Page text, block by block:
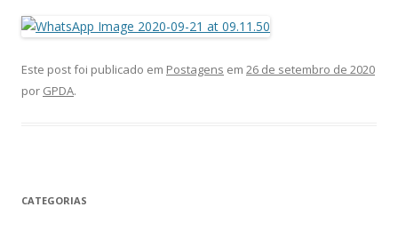
Este post foi publicado em Postagens em 26 de setembro de 2020
por GPDA.
CATEGORIAS